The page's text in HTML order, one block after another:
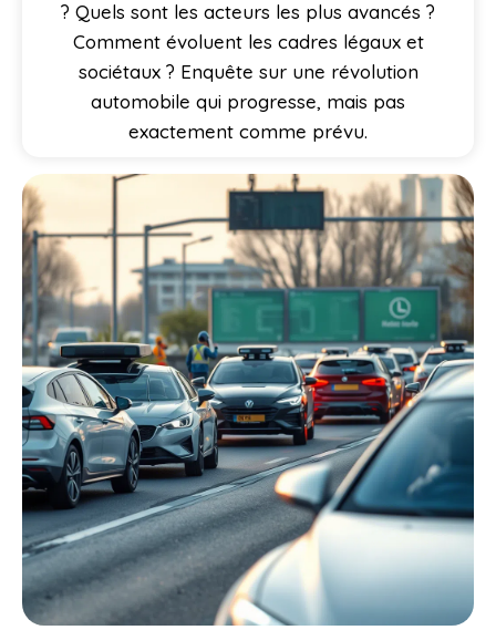
? Quels sont les acteurs les plus avancés ?
Comment évoluent les cadres légaux et
sociétaux ? Enquête sur une révolution
automobile qui progresse, mais pas
exactement comme prévu.